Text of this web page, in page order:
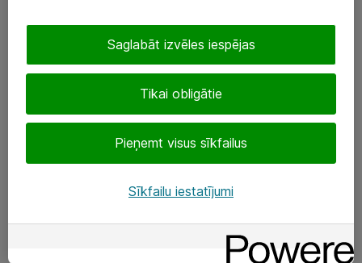
+(371) 67 81 90 50
eShop@atea.lv
Sekojiet mums
Tikai obligātie
Pieņemt visus sīkfailus
Saglabāt izvēles iespējas
Sīkfailu iestatījumi